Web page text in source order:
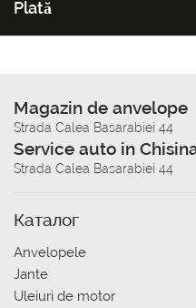
Plată
Magazin de anvelope
Strada Calea Basarabiei 44
Service auto in
Strada Calea Basarabiei 44
Каталог
Anvelopele
Jante
Uleiuri de motor